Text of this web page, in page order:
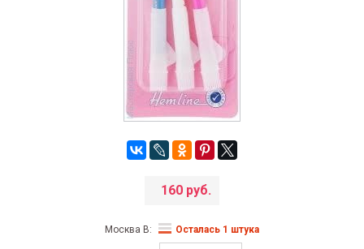
160 руб.
Москва В: Осталась 1 штука